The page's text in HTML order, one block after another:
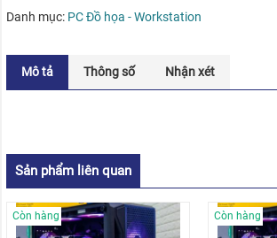
Danh mục: PC Đồ họa - Workstation
Mô tả Thông số Nhận xét
Sản phẩm liên quan
Còn hàng Còn hàng